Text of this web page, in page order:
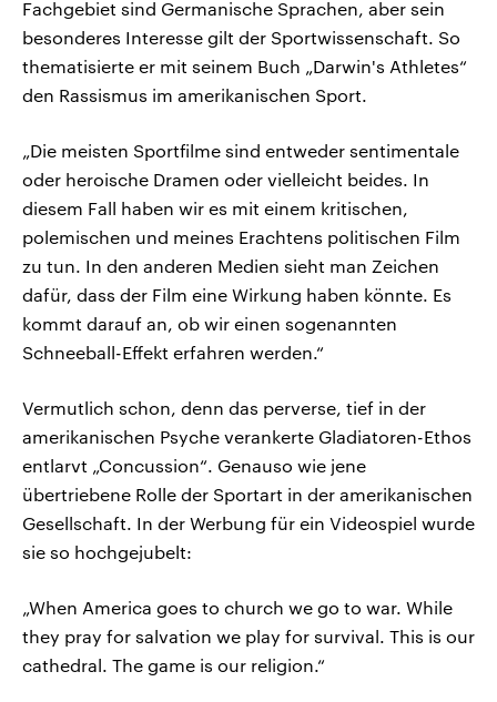
Fachgebiet sind Germanische Sprachen, aber sein
besonderes Interesse gilt der Sportwissenschaft. So
thematisierte er mit seinem Buch „Darwin's Athletes“
den Rassismus im amerikanischen Sport.
„Die meisten Sportfilme sind entweder sentimentale
oder heroische Dramen oder vielleicht beides. In
diesem Fall haben wir es mit einem kritischen,
polemischen und meines Erachtens politischen Film
zu tun. In den anderen Medien sieht man Zeichen
dafür, dass der Film eine Wirkung haben könnte. Es
kommt darauf an, ob wir einen sogenannten
Schneeball-Effekt erfahren werden.“
Vermutlich schon, denn das perverse, tief in der
amerikanischen Psyche verankerte Gladiatoren-Ethos
entlarvt „Concussion“. Genauso wie jene
übertriebene Rolle der Sportart in der amerikanischen
Gesellschaft. In der Werbung für ein Videospiel wurde
sie so hochgejubelt:
„When America goes to church we go to war. While
they pray for salvation we play for survival. This is our
cathedral. The game is our religion.“